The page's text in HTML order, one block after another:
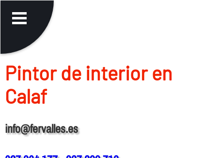
Pintor de interior en
Calaf
info@fervalles.es